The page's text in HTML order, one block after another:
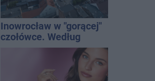
Inowrocław w "gorącej"
czołówce. Według
analizy Onetu nasze
miasto jest jednym z
najbardziej narażonych